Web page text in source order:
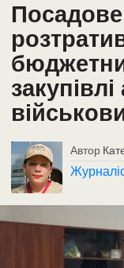
Автор